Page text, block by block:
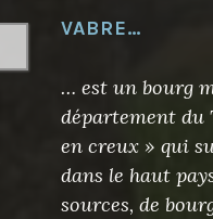
VABRE…
… est un bourg
département du
en creux » qui
dans le haut
sources, de